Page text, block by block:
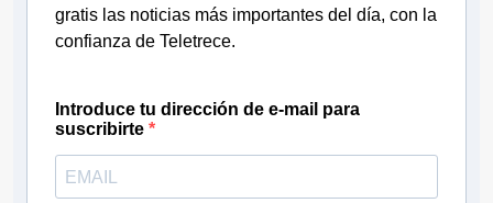
gratis las noticias más importantes del día, con la
confianza de Teletrece.
Introduce tu dirección de e-mail para
suscribirte